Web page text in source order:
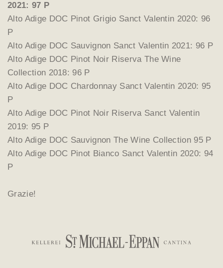
2021: 97 P
Alto Adige DOC Pinot Grigio Sanct Valentin 2020: 96
P
Alto Adige DOC Sauvignon Sanct Valentin 2021: 96 P
Alto Adige DOC Pinot Noir Riserva The Wine
Collection 2018: 96 P
Alto Adige DOC Chardonnay Sanct Valentin 2020: 95
P
Alto Adige DOC Pinot Noir Riserva Sanct Valentin
2019: 95 P
Alto Adige DOC Sauvignon The Wine Collection 95 P
Alto Adige DOC Pinot Bianco Sanct Valentin 2020: 94
P
Grazie!